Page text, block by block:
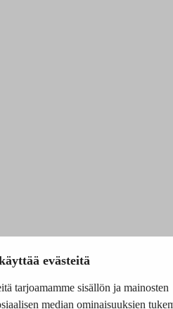
evästeitä
tarjoamamme sisällön ja mainosten
median ominaisuuksien